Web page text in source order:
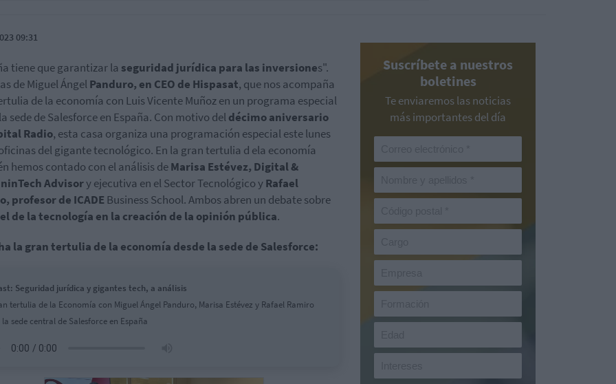
09:31
tiene que garantizar la seguridad jurídica para las inversiones".
de Miguel ÁngelPanduro, en CEO de Hispasat, que nos acompaña
de la economía con Luis Vicente Muñoz en un programa especial
sede de Salesforce en España. Con motivo deldécimo aniversario
Radio, esta casa organiza una programación especial este lunes
del gigante tecnológico. En la gran tertulia d ela economía
hemos contado con el análisis deMarisa Estévez, Digital &
Advisory ejecutiva en el Sector Tecnológico yRafael
profesor de ICADE Business School. Ambos abren un debate sobre
de la tecnología en la creación de la opinión pública.
la gran tertulia de la economía desde la sede de Salesforce:
Seguridad jurídica y gigantes tech, a análisis
tertulia de la Economía con Miguel Ángel Panduro, Marisa Estévez y Rafael Ramiro
la sede central de Salesforce en España
Suscríbete a nuestros
boletines
Te enviaremos las noticias
más importantes del día